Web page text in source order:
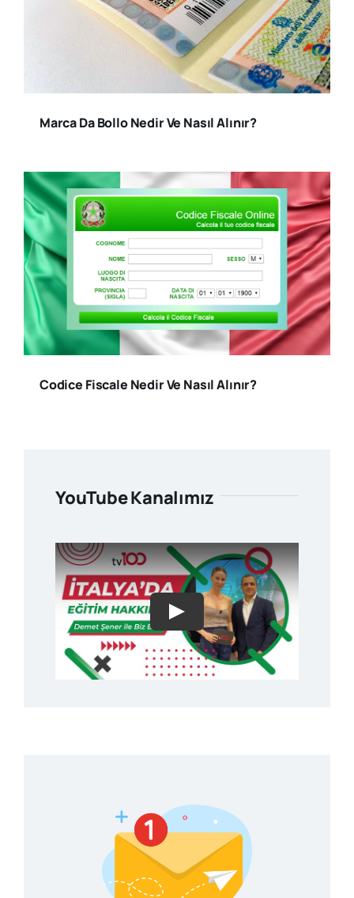
Marca Da Bollo Nedir Ve Nasıl Alınır?
Codice Fiscale Nedir Ve Nasıl Alınır?
YouTube Kanalımız